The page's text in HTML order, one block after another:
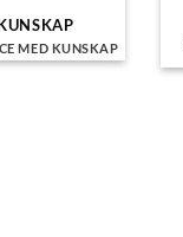
MED KUNSKAP